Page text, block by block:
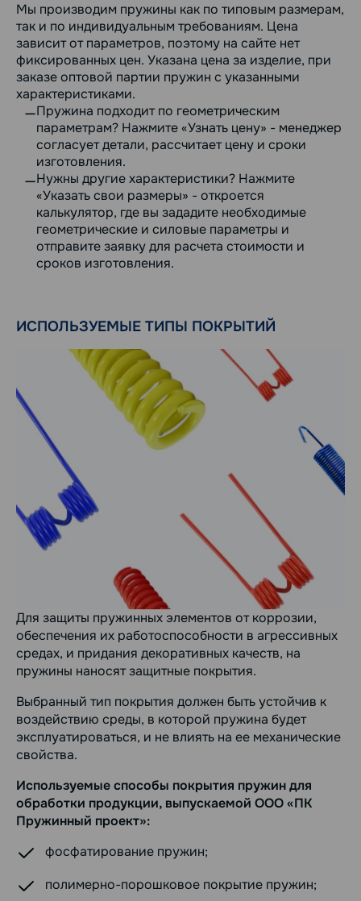
Мы производим пружины как по типовым размерам,
так и по индивидуальным требованиям. Цена
зависит от параметров, поэтому на сайте нет
фиксированных цен. Указана цена за изделие, при
заказе оптовой партии пружин с указанными
характеристиками.
Пружина подходит по геометрическим
параметрам? Нажмите «Узнать цену» - менеджер
согласует детали, рассчитает цену и сроки
изготовления.
Нужны другие характеристики? Нажмите
«Указать свои размеры» - откроется
калькулятор, где вы зададите необходимые
геометрические и силовые параметры и
отправите заявку для расчета стоимости и
сроков изготовления.
ИСПОЛЬЗУЕМЫЕ ТИПЫ ПОКРЫТИЙ
Для защиты пружинных элементов от коррозии,
обеспечения их работоспособности в агрессивных
средах, и придания декоративных качеств, на
пружины наносят защитные покрытия.
Выбранный тип покрытия должен быть устойчив к
воздействию среды, в которой пружина будет
эксплуатироваться, и не влиять на ее механические
свойства.
Используемые способы покрытия пружин для
обработки продукции, выпускаемой ООО «ПК
Пружинный проект»:
фосфатирование пружин;
полимерно-порошковое покрытие пружин;